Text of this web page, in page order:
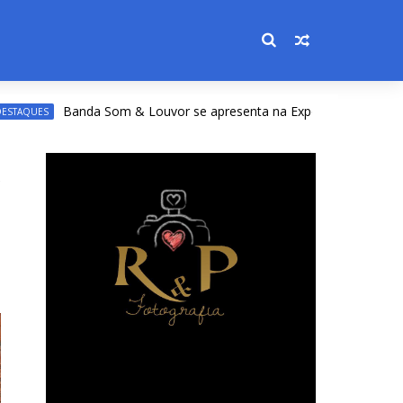
Som & Louvor se apresenta na Expoacre nesta sexta; veja